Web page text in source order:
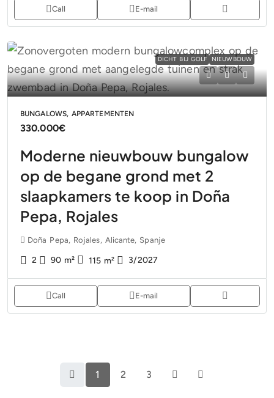
Call E-mail
DICHT BIJ GOLF NIEUWBOUW
BUNGALOWS, APPARTEMENTEN
330.000€
Moderne nieuwbouw bungalow
op de begane grond met 2
slaapkamers te koop in Doña
Pepa, Rojales
Doña Pepa, Rojales, Alicante, Spanje
2 90 m² 115 m² 3/2027
Call E-mail
1 2 3